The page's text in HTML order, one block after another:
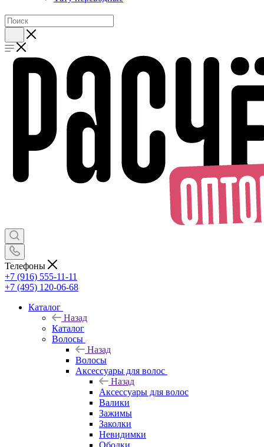
Телефоны
+7 (916) 555-11-11
+7 (495) 120-06-68
Каталог
Назад
Каталог
Волосы
Назад
Волосы
Аксессуары для волос
Назад
Аксессуары для волос
Валики
Зажимы
Заколки
Невидимки
Ободки